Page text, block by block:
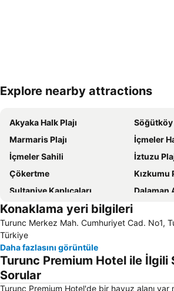
Haritayı genişlet
Explore nearby attractions
Akyaka Halk Plajı
Söğütköy
Marmaris Plajı
İçmeler
İçmeler Sahili
İztuzu
Çökertme
Kızkumu
Sultaniye Kaplıcaları
Dalaman
Marmaris Limanı
Sedir Adası
Kızılbük
Barlar Sokağı
Aqua Dream Su Parkı
Taşoz
Old Town Gates
Konaklama yeri bilgileri
Turunc Merkez Mah. Cumhuriyet Cad. No1,
Türkiye
Daha fazlasını görüntüle
Turunc Premium Hotel ile İlgili
Sorular
Turunc Premium Hotel'de bir havuz alanı var